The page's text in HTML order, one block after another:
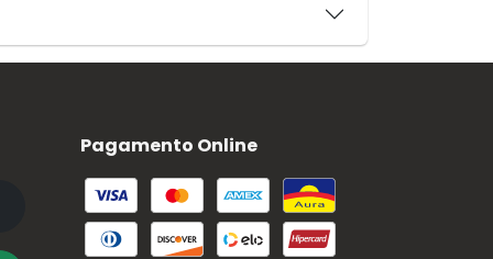
Pagamento Online